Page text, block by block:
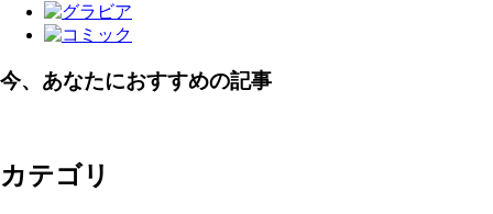
今、あなたにおすすめの記事
カテゴリ